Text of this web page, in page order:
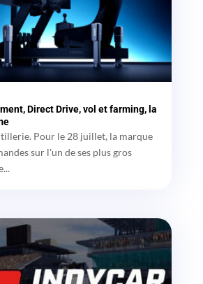
Direct Drive, vol et farming, la
Pour le 28 juillet, la marque
sur l'un de ses plus gros